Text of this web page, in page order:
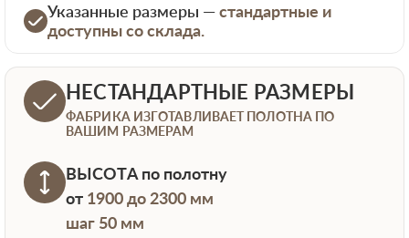
Указанные размеры —стандартные и
доступны со склада.
НЕСТАНДАРТНЫЕ РАЗМЕРЫ
ФАБРИКА ИЗГОТАВЛИВАЕТ ПОЛОТНА ПО
ВАШИМ РАЗМЕРАМ
ВЫСОТАпо полотну
от 1900 до 2300 мм
шаг 50 мм